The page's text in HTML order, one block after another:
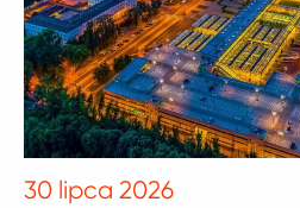
30 lipca 2026